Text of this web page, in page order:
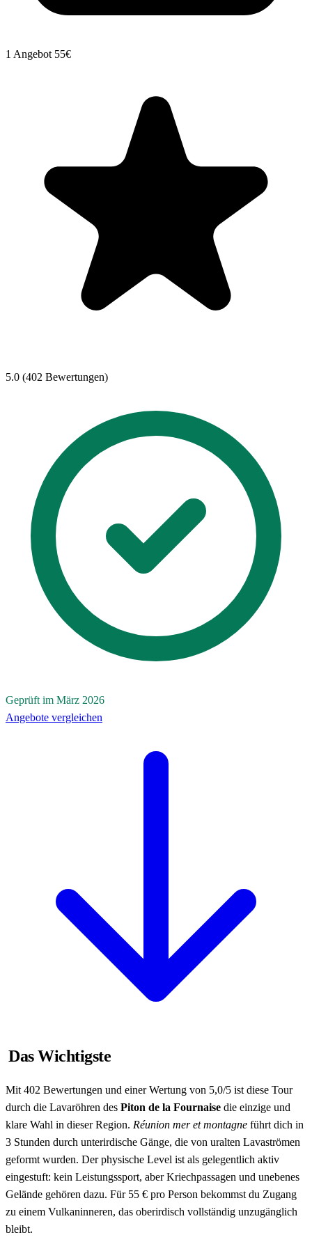
1 Angebot 55€
5.0 (402 Bewertungen)
Geprüft im März 2026
Angebote vergleichen
Das Wichtigste
Mit 402 Bewertungen und einer Wertung von 5,0/5 ist diese Tour
durch die Lavaröhren des Piton de la Fournaise die einzige und
klare Wahl in dieser Region. Réunion mer et montagne führt dich in
3 Stunden durch unterirdische Gänge, die von uralten Lavaströmen
geformt wurden. Der physische Level ist als gelegentlich aktiv
eingestuft: kein Leistungssport, aber Kriechpassagen und unebenes
Gelände gehören dazu. Für 55 € pro Person bekommst du Zugang
zu einem Vulkaninneren, das oberirdisch vollständig unzugänglich
bleibt.